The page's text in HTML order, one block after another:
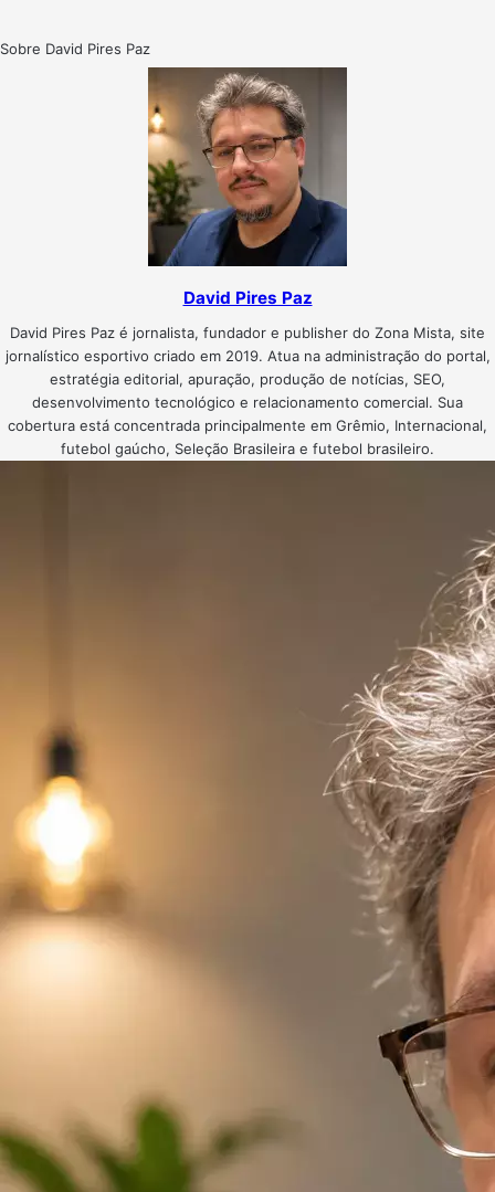
Sobre David Pires Paz
David Pires Paz
David Pires Paz é jornalista, fundador e publisher do Zona Mista, site
jornalístico esportivo criado em 2019. Atua na administração do portal,
estratégia editorial, apuração, produção de notícias, SEO,
desenvolvimento tecnológico e relacionamento comercial. Sua
cobertura está concentrada principalmente em Grêmio, Internacional,
futebol gaúcho, Seleção Brasileira e futebol brasileiro.